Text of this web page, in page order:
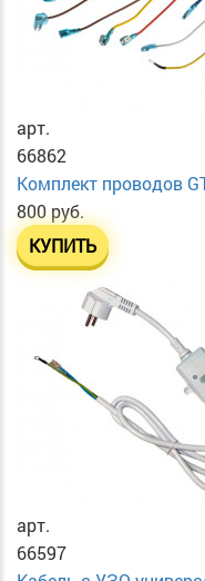
арт.
66862
Комплект проводов
800 руб.
КУПИТЬ
арт.
66597